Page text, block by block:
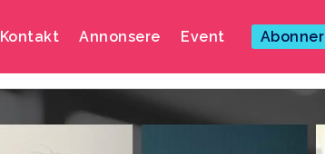
Kontakt Annonsere Event Abonner